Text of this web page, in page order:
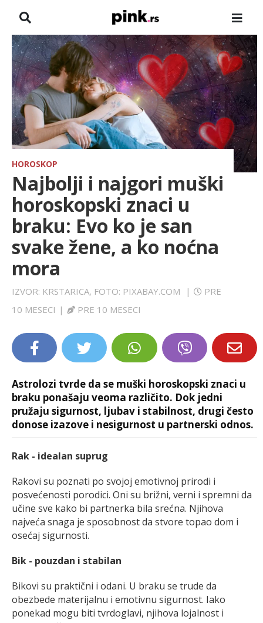
NASLOVNA
VESTI
ZADRUGA
SHOWBIZ
HRONIKA
PINKOVE ZVEZDE
SPORT
LIFESTYLE
EXTRA
HOROSKOP
Najbolji i najgori muški
horoskopski znaci u
braku: Evo ko je san
svake žene, a ko noćna
mora
IZVOR: KRSTARICA, FOTO: PIXABAY.COM |
PRE
10 MESECI | PRE 10 MESECI
Astrolozi tvrde da se muški horoskopski znaci u
braku ponašaju veoma različito. Dok jedni
pružaju sigurnost, ljubav i stabilnost, drugi često
donose izazove i nesigurnost u partnerski odnos.
Rak - idealan suprug
Rakovi su poznati po svojoj emotivnoj prirodi i
posvećenosti porodici. Oni su brižni, verni i spremni da
učine sve kako bi partnerka bila srećna. Njihova
najveća snaga je sposobnost da stvore topao dom i
osećaj sigurnosti.
Bik - pouzdan i stabilan
Bikovi su praktični i odani. U braku se trude da
obezbede materijalnu i emotivnu sigurnost. Iako
ponekad mogu biti tvrdoglavi, njihova lojalnost i